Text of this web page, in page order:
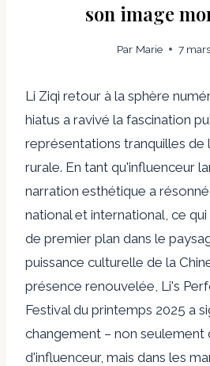
son image
Par Marie 7
Li Ziqi retour à la sphère
hiatus a ravivé la fascination
représentations tranquilles de
rurale. En tant qu'influenceur
narration esthétique a
national et international, ce
de premier plan dans le
puissance culturelle de la
présence renouvelée, Li's
Festival du printemps 2025 a
changement – non seulement
d'influenceur, mais dans les